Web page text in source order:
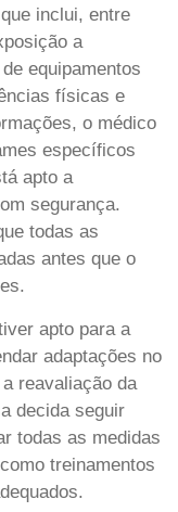
inclui, entre
a
equipamentos
físicas e
o médico
específicos
apto a
segurança.
todas as
antes que o
apto para a
adaptações no
reavaliação da
decida seguir
todas as medidas
treinamentos